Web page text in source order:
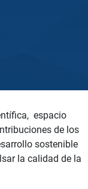
espacio
de los
sostenible
la calidad de la